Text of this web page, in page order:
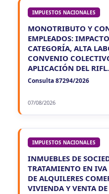
IMPUESTOS NACIONALES
MONOTRIBUTO Y
EMPLEADOS:
CATEGORÍA, ALTA
CONVENIO
APLICACIÓN DEL RIFL.
Consulta 87294/2026
07/08/2026
IMPUESTOS NACIONALES
INMUEBLES DE
TRATAMIENTO EN
DE ALQUILERES
VIVIENDA Y VENTA DE